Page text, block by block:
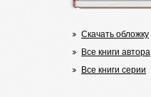
Скачать обложку
Все книги автора
Все книги серии